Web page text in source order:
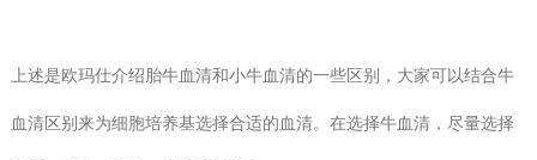
上述是欧玛仕介绍胎牛血清和小牛血清的一些区别，大家可以结合牛
血清区别来为细胞培养基选择合适的血清。在选择牛血清，尽量选择